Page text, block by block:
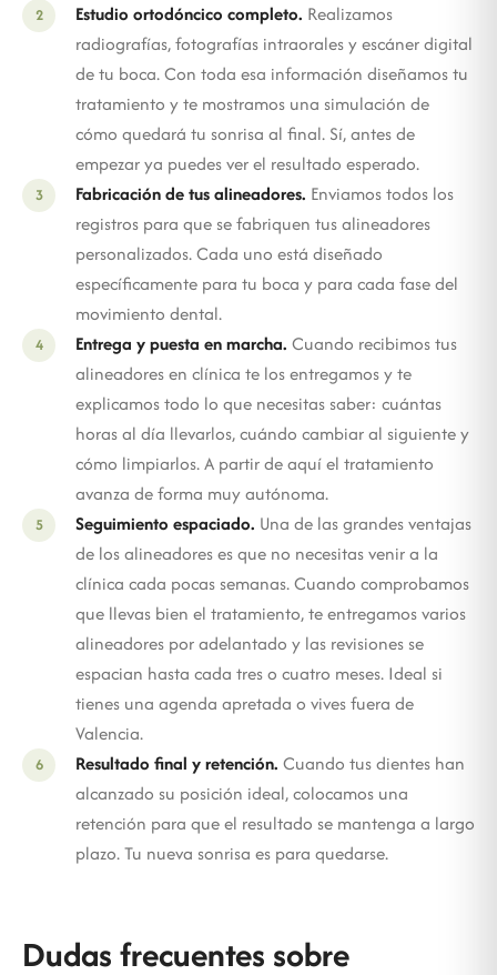
Estudio ortodóncico completo. Realizamos
radiografías, fotografías intraorales y escáner digital
de tu boca. Con toda esa información diseñamos tu
tratamiento y te mostramos una simulación de
cómo quedará tu sonrisa al final. Sí, antes de
empezar ya puedes ver el resultado esperado.
Fabricación de tus alineadores. Enviamos todos los
registros para que se fabriquen tus alineadores
personalizados. Cada uno está diseñado
específicamente para tu boca y para cada fase del
movimiento dental.
Entrega y puesta en marcha. Cuando recibimos tus
alineadores en clínica te los entregamos y te
explicamos todo lo que necesitas saber: cuántas
horas al día llevarlos, cuándo cambiar al siguiente y
cómo limpiarlos. A partir de aquí el tratamiento
avanza de forma muy autónoma.
Seguimiento espaciado. Una de las grandes ventajas
de los alineadores es que no necesitas venir a la
clínica cada pocas semanas. Cuando comprobamos
que llevas bien el tratamiento, te entregamos varios
alineadores por adelantado y las revisiones se
espacian hasta cada tres o cuatro meses. Ideal si
tienes una agenda apretada o vives fuera de
Valencia.
Resultado final y retención. Cuando tus dientes han
alcanzado su posición ideal, colocamos una
retención para que el resultado se mantenga a largo
plazo. Tu nueva sonrisa es para quedarse.
Dudas frecuentes sobre